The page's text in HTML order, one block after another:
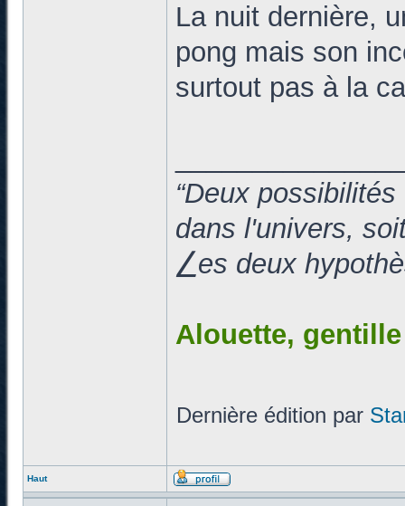
La nuit dernière,
pong mais son
surtout pas à la
“Deux
dans l'univers,
⎳es deux
Alouette,
Dernière édition par
Haut